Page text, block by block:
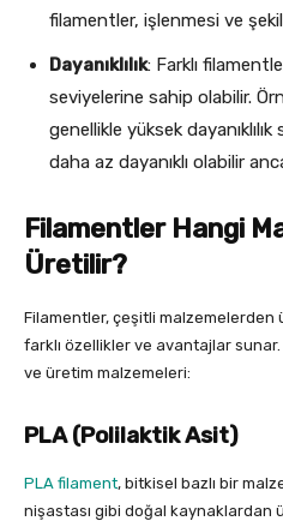
filamentler, işlenmesi ve
Dayanıklılık: Farklı
seviyelerine sahip olabilir.
genellikle yüksek
daha az dayanıklı olabilir
Filamentler Hangi
Üretilir?
Filamentler, çeşitli malzemelerden
farklı özellikler ve avantajlar
ve üretim malzemeleri:
PLA (Polilaktik Asit)
PLA filament, bitkisel bazlı bir
nişastası gibi doğal kaynaklardan